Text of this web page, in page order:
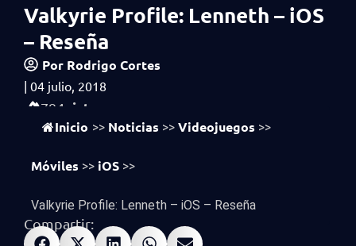
Valkyrie Profile: Lenneth – iOS
– Reseña
Por Rodrigo Cortes
| 04 julio, 2018
794 vistas
Inicio >> Noticias >> Videojuegos >>
Móviles >> iOS >>
Valkyrie Profile: Lenneth – iOS – Reseña
Compartir: